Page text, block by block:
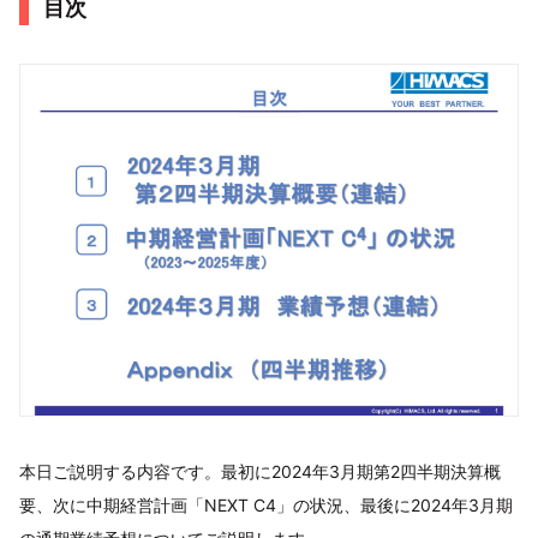
目次
本日ご説明する内容です。最初に2024年3月期第2四半期決算概
要、次に中期経営計画「NEXT C4」の状況、最後に2024年3月期